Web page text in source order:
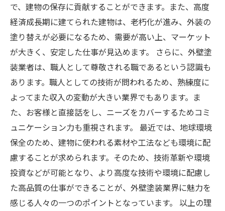
で、建物の保存に貢献することができます。また、高度
経済成長期に建てられた建物は、老朽化が進み、外装の
塗り替えが必要になるため、需要が高い上、マーケット
が大きく、安定した仕事が見込めます。 さらに、外壁塗
装業者は、職人として尊敬される職であるという認識も
あります。職人としての技術が問われるため、熟練度に
よってまた収入の変動が大きい業界でもあります。ま
た、お客様と直接話をし、ニーズをカバーするためコミ
ュニケーション力も重視されます。 最近では、地球環境
保全のため、建物に使われる素材や工法なども環境に配
慮することが求められます。そのため、技術革新や環境
投資などが可能となり、より高度な技術や環境に配慮し
た高品質の仕事ができることが、外壁塗装業界に魅力を
感じる人々の一つのポイントとなっています。 以上の理